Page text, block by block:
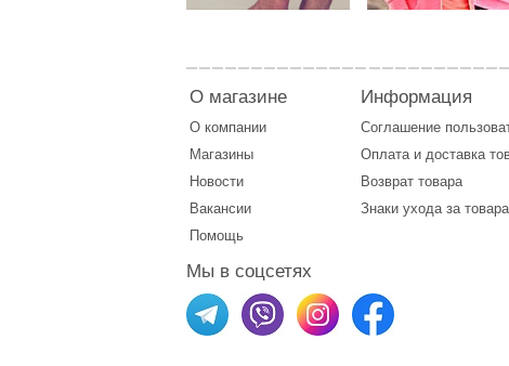
О магазине
О компании
Магазины
Новости
Вакансии
Помощь
Информация
Соглашение
Оплатаи доставка
Возврат товара
Знаки ухода за
Мы в соцсетях